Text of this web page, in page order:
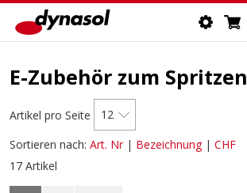
E-Zubehör zum Spritzen
Artikel pro Seite
12
Sortieren nach: Art. Nr| Bezeichnung| CHF
17 Artikel